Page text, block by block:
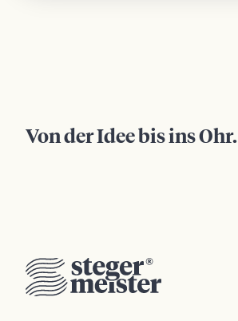
Von der Idee bis ins Ohr.